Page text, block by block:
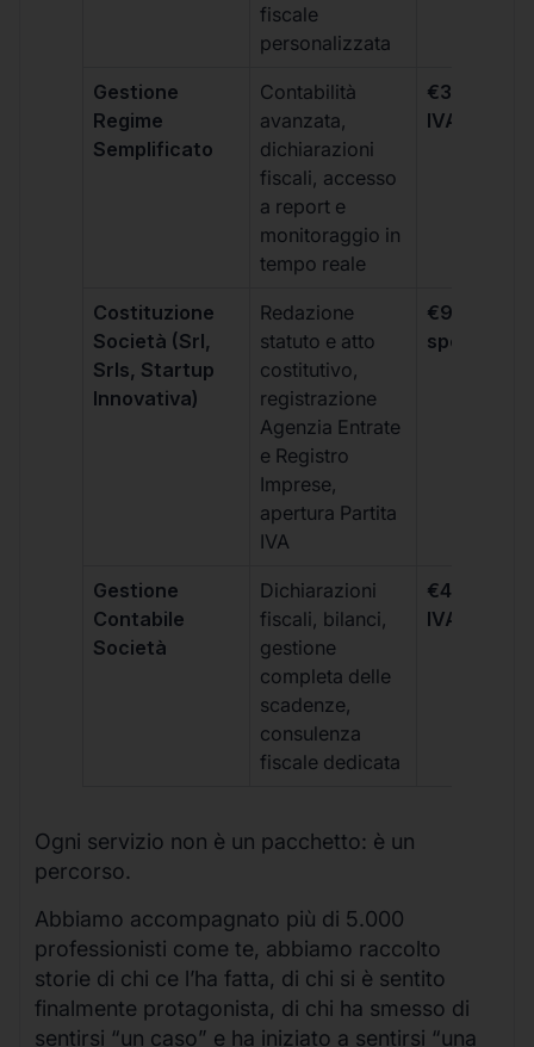
fiscale
personalizzata
Gestione
Regime
Semplificato
Contabilità
avanzata,
dichiarazioni
fiscali, accesso
a report e
monitoraggio in
tempo reale
€333 +
IVA/
Costituzione
Società (Srl,
Srls, Startup
Innovativa)
Redazione
statuto e atto
costitutivo,
registrazione
Agenzia Entrate
e Registro
Imprese,
apertura Partita
IVA
€99 + IVA
spese
Gestione
Contabile
Società
Dichiarazioni
fiscali, bilanci,
gestione
completa delle
scadenze,
consulenza
fiscale dedicata
€499 +
IVA/
Ogni servizio non è un pacchetto: è un
percorso.
Abbiamo accompagnato più di 5.000
professionisti come te, abbiamo raccolto
storie di chi ce l’ha fatta, di chi si è sentito
finalmente protagonista, di chi ha smesso di
sentirsi “un caso” e ha iniziato a sentirsi “una